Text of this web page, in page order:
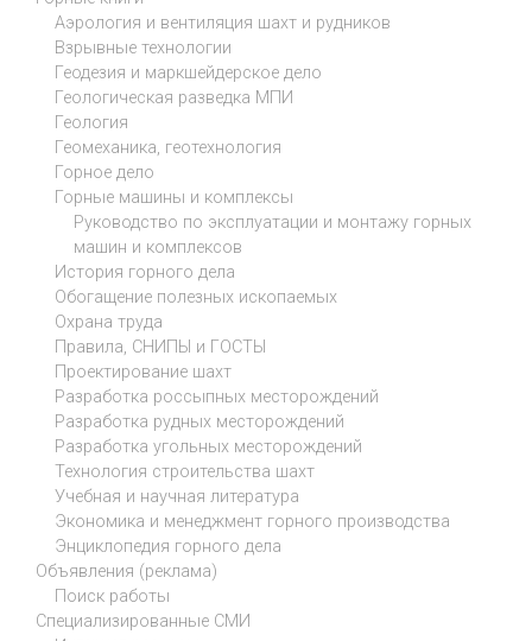
Аэрология и вентиляция шахт и рудников
Взрывные технологии
Геодезия и маркшейдерское дело
Геологическая разведка МПИ
Геология
Геомеханика, геотехнология
Горное дело
Горные машины и комплексы
Руководство по эксплуатации и монтажу горных
машин и комплексов
История горного дела
Обогащение полезных ископаемых
Охрана труда
Правила, СНИПЫ и ГОСТЫ
Проектирование шахт
Разработка россыпных месторождений
Разработка рудных месторождений
Разработка угольных месторождений
Технология строительства шахт
Учебная и научная литература
Экономика и менеджмент горного производства
Энциклопедия горного дела
Объявления (реклама)
Поиск работы
Специализированные СМИ